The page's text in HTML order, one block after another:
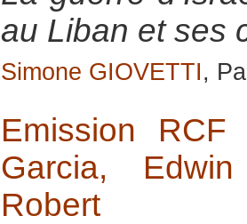
au Liban et ses
Simone GIOVETTI,
Emission
Garcia,
Robert